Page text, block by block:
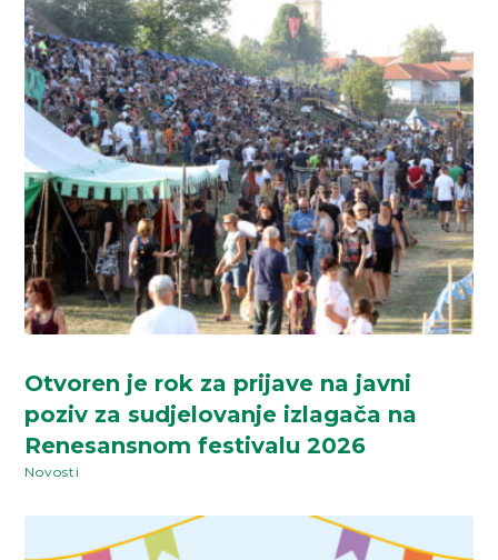
Otvoren je rok za prijave na javni
poziv za sudjelovanje izlagača na
Renesansnom festivalu 2026
Novosti